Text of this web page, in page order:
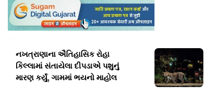
નખત્રાણાના ઐતિહાસિક રોહા
કિલ્લામાં સંતાયેલા દીપડાએ પશુનું
મારણ કર્યું, ગામમાં ભયનો માહોલ